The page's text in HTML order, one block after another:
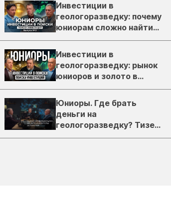
Инвестиции в
геологоразведку: почему
юниорам сложно найти
деньги
Инвестиции в
геологоразведку: рынок
юниоров и золото в
России
Юниоры. Где брать
деньги на
геологоразведку? Тизер
подкаста ЗиТ №1